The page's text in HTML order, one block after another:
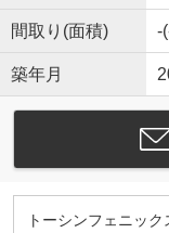
間取り(面積) -
築年月
トーシンフェニッ